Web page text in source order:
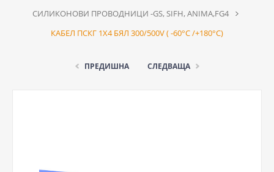
СИЛИКОНОВИ ПРОВОДНИЦИ -GS, SIFH, ANIMA,FG4
КАБЕЛ ПСКГ 1Х4 БЯЛ 300/500V ( -60°C /+180°C)
ПРЕДИШНА СЛЕДВАЩА